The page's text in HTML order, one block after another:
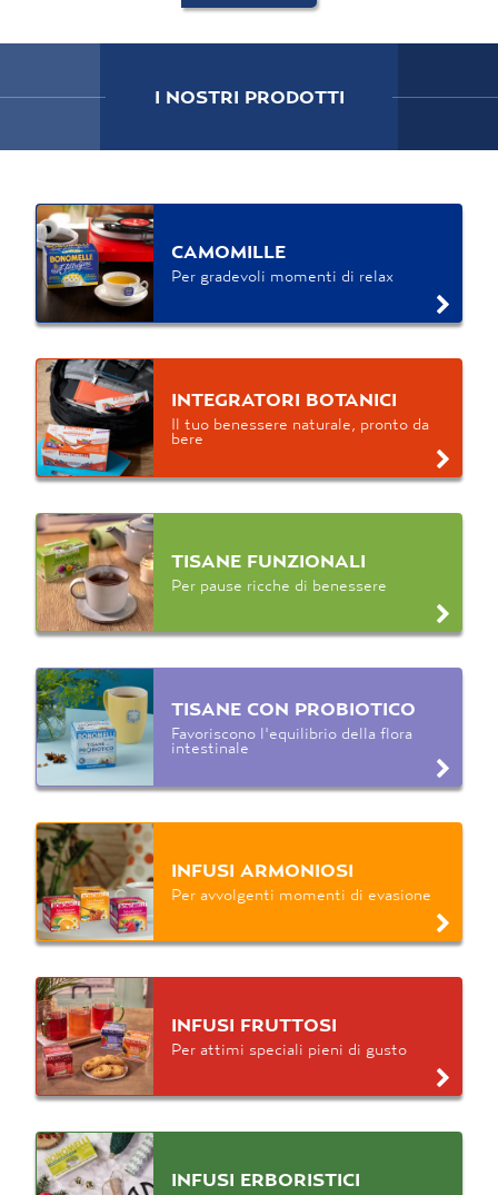
I NOSTRI PRODOTTI
CAMOMILLE
Per gradevoli momenti di relax
INTEGRATORI BOTANICI
Il tuo benessere naturale, pronto da
bere
TISANE FUNZIONALI
Per pause ricche di benessere
TISANE CON PROBIOTICO
Favoriscono l'equilibrio della flora
intestinale
INFUSI ARMONIOSI
Per avvolgenti momenti di evasione
INFUSI FRUTTOSI
Per attimi speciali pieni di gusto
INFUSI ERBORISTICI